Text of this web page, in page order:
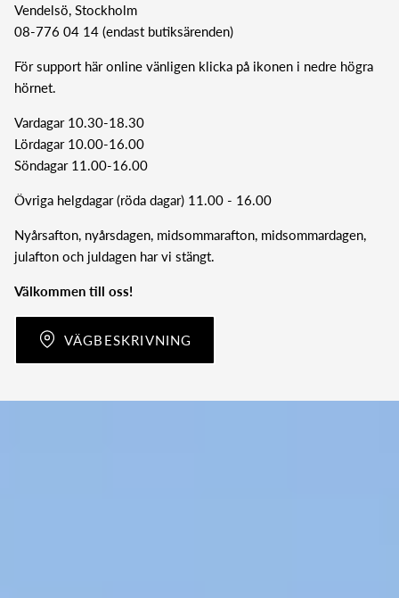
Vendelsö, Stockholm
08-776 04 14 (endast butiksärenden)
För support här online vänligen klicka på ikonen i nedre högra
hörnet.
Vardagar 10.30-18.30
Lördagar 10.00-16.00
Söndagar 11.00-16.00
Övriga helgdagar (röda dagar) 11.00 - 16.00
Nyårsafton, nyårsdagen, midsommarafton, midsommardagen,
julafton och juldagen har vi stängt.
Välkommen till oss!
VÄGBESKRIVNING